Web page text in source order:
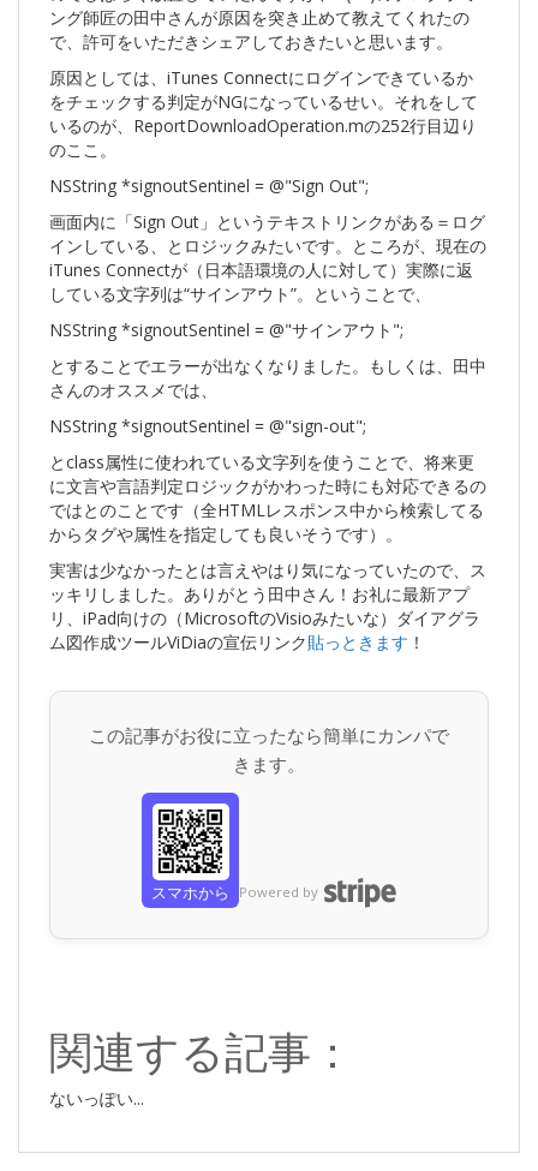
ング師匠の田中さんが原因を突き止めて教えてくれたの
で、許可をいただきシェアしておきたいと思います。
原因としては、iTunes Connectにログインできているか
をチェックする判定がNGになっているせい。それをして
いるのが、ReportDownloadOperation.mの252行目辺り
のここ。
NSString *signoutSentinel = @"Sign Out";
画面内に「Sign Out」というテキストリンクがある＝ログ
インしている、とロジックみたいです。ところが、現在の
iTunes Connectが（日本語環境の人に対して）実際に返
している文字列は“サインアウト”。ということで、
NSString *signoutSentinel = @"サインアウト";
とすることでエラーが出なくなりました。もしくは、田中
さんのオススメでは、
NSString *signoutSentinel = @"sign-out";
とclass属性に使われている文字列を使うことで、将来更
に文言や言語判定ロジックがかわった時にも対応できるの
ではとのことです（全HTMLレスポンス中から検索してる
からタグや属性を指定しても良いそうです）。
実害は少なかったとは言えやはり気になっていたので、ス
ッキリしました。ありがとう田中さん！お礼に最新アプ
リ、iPad向けの（MicrosoftのVisioみたいな）ダイアグラ
ム図作成ツールViDiaの宣伝リンク貼っときます ！
この記事がお役に立ったなら簡単にカンパで
きます。
スマホから Powered by
関連する記事：
ないっぽい...